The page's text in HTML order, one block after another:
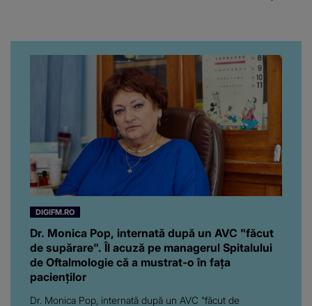
da, frumoasa iubită a lui
Florin Ristei e...
DIGIFM.RO
Dr. Monica Pop, internată după un AVC "făcut
de supărare". Îl acuză pe managerul Spitalului
de Oftalmologie că a mustrat-o în fața
pacienților
Dr. Monica Pop, internată după un AVC "făcut de